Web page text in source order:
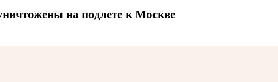
на подлете к Москве